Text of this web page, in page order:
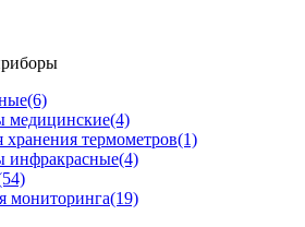
(6)
медицинские(4)
хранения термометров(1)
инфракрасные(4)
мониторинга(19)